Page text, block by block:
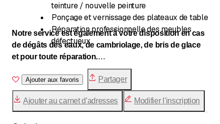
teinture / nouvelle peinture
Ponçage et vernissage des plateaux de table
Réparation professionnelle des meubles
défectueux
Notre service est également à votre disposition en cas
de dégâts des eaux, de cambriolage, de bris de glace
et pour toute réparation.
Nous vous invitons à visiter notre exposition au
Schützenrain 1 à Obernau.
Ajouter aux favoris Partager
Ajouter au carnet d'adresses Modifier l'inscription